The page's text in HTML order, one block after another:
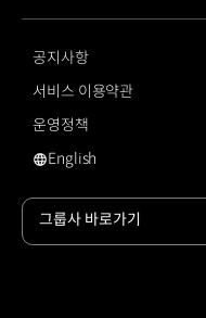
journal
공지사항
서비스 이용약관
운영정책
영문 사이트로 이동
English
그룹사 바로가기